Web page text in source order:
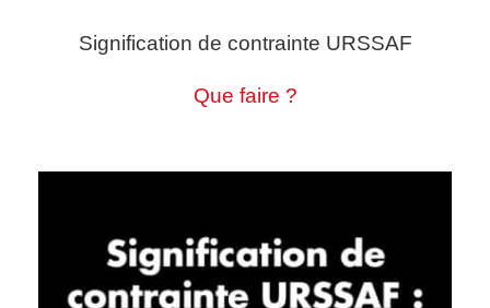
Signification de contrainte URSSAF
Que faire ?